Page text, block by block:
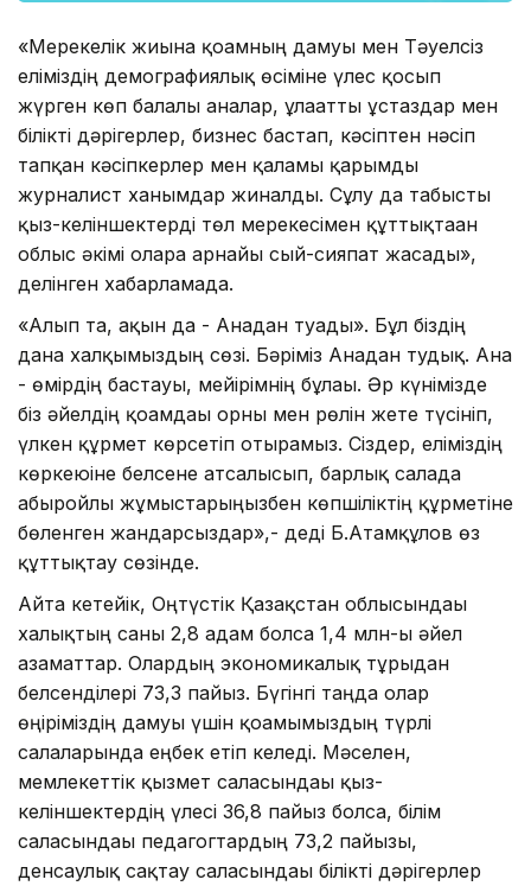
«Мерекелік жиынға қоғамның дамуы мен Тәуелсіз
еліміздің демографиялық өсіміне үлес қосып
жүрген көп балалы аналар, ұлағатты ұстаздар мен
білікті дәрігерлер, бизнес бастап, кәсіптен нәсіп
тапқан кәсіпкерлер мен қаламы қарымды
журналист ханымдар жиналды. Сұлу да табысты
қыз-келіншектерді төл мерекесімен құттықтаған
облыс әкімі оларға арнайы сый-сияпат жасады»,
делінген хабарламада.
«Алып та, ақын да - Анадан туады». Бұл біздің
дана халқымыздың сөзі. Бәріміз Анадан тудық. Ана
- өмірдің бастауы, мейірімнің бұлағы. Әр күнімізде
біз әйелдің қоғамдағы орны мен рөлін жете түсініп,
үлкен құрмет көрсетіп отырамыз. Сіздер, еліміздің
көркеюіне белсене атсалысып, барлық салада
абыройлы жұмыстарыңызбен көпшіліктің құрметіне
бөленген жандарсыздар»,- деді Б.Атамқұлов өз
құттықтау сөзінде.
Айта кетейік, Оңтүстік Қазақстан облысындағы
халықтың саны 2,8 адам болса 1,4 млн-ы әйел
азаматтар. Олардың экономикалық тұрғыдан
белсенділері 73,3 пайыз. Бүгінгі таңда олар
өңіріміздің дамуы үшін қоғамымыздың түрлі
салаларында еңбек етіп келеді. Мәселен,
мемлекеттік қызмет саласындағы қыз-
келіншектердің үлесі 36,8 пайыз болса, білім
саласындағы педагогтардың 73,2 пайызы,
денсаулық сақтау саласындағы білікті дәрігерлер